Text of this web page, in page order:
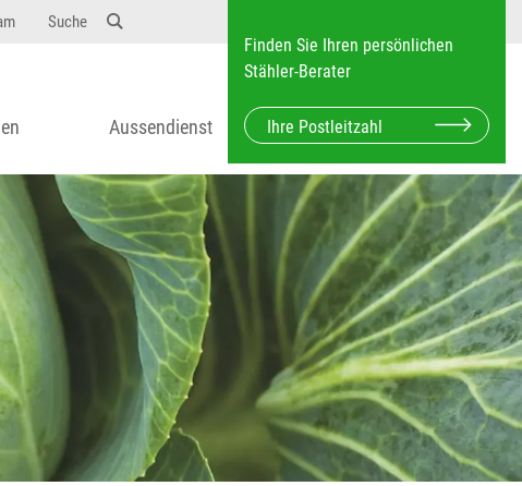
Suche
Finden Sie Ihren persönlichen
Stähler-Berater
Aussendienst